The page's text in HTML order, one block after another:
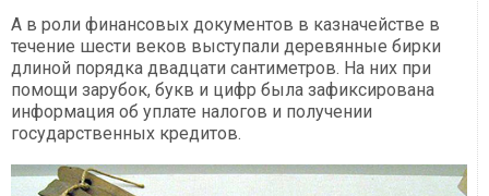
А в роли финансовых документов в казначействе в
течение шести веков выступали деревянные бирки
длиной порядка двадцати сантиметров. На них при
помощи зарубок, букв и цифр была зафиксирована
информация об уплате налогов и получении
государственных кредитов.